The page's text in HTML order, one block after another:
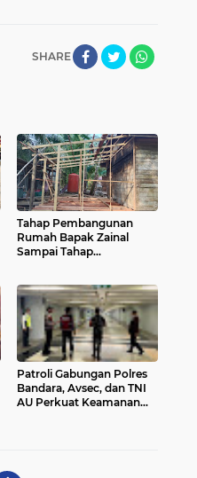
SHARE
Tahap Pembangunan
Rumah Bapak Zainal
Sampai Tahap
Patroli Gabungan Polres
Bandara, Avsec, dan TNI
AU Perkuat Keamanan